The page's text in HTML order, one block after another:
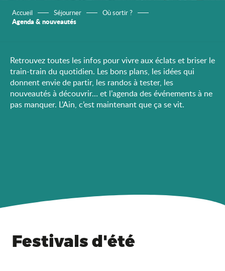
Accueil Séjourner Où sortir ?
Agenda & nouveautés
Retrouvez toutes les infos pour vivre aux éclats et briser le
train-train du quotidien. Les bons plans, les idées qui
donnent envie de partir, les randos à tester, les
nouveautés à découvrir… et l’agenda des événements à ne
pas manquer. L’Ain, c’est maintenant que ça se vit.
Festivals d'été